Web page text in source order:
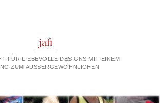
jafi
FÜR LIEBEVOLLE DESIGNS MIT EINEM
ZUM AUSSERGEWÖHNLICHEN